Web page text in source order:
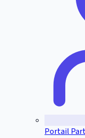
Portail